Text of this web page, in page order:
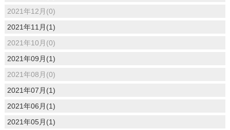
2021年12月(0)
2021年11月(1)
2021年10月(0)
2021年09月(1)
2021年08月(0)
2021年07月(1)
2021年06月(1)
2021年05月(1)